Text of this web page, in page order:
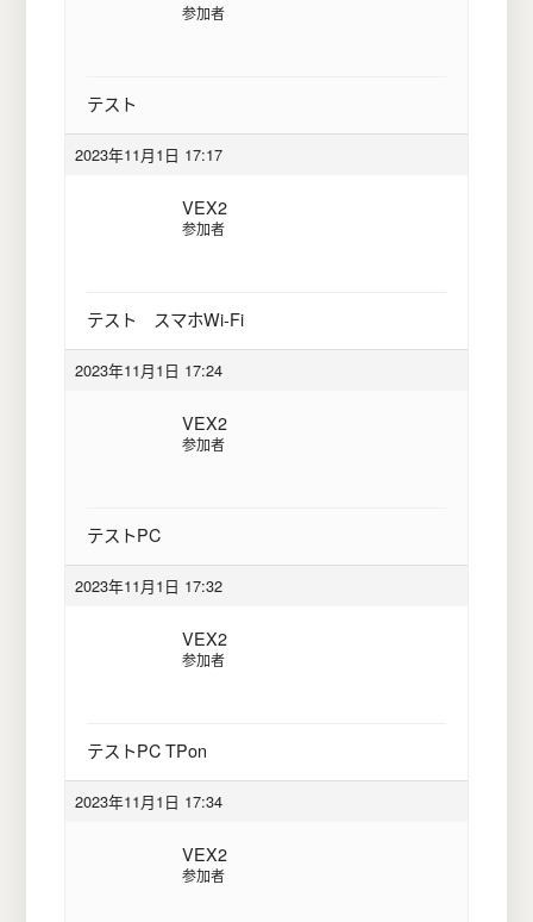
参加者
テスト
2023年11月1日 17:17
VEX2
参加者
テスト スマホWi-Fi
2023年11月1日 17:24
VEX2
参加者
テストPC
2023年11月1日 17:32
VEX2
参加者
テストPC TPon
2023年11月1日 17:34
VEX2
参加者